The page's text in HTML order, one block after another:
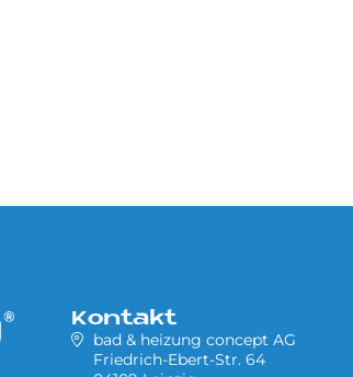
Kontakt
bad & heizung concept AG
Friedrich-Ebert-Str. 64